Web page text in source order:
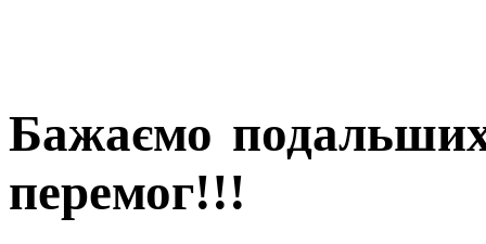
Бажаємо
перемог!!!